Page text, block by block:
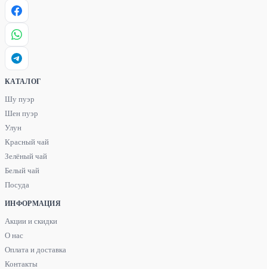
КАТАЛОГ
Шу пуэр
Шен пуэр
Улун
Красный чай
Зелёный чай
Белый чай
Посуда
ИНФОРМАЦИЯ
Акции и скидки
О нас
Оплата и доставка
Контакты